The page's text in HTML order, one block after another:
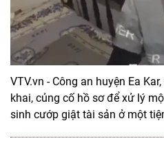
VTV.vn - Công an huyện Ea
khai, củng cố hồ sơ để xử lý
sinh cướp giật tài sản ở một